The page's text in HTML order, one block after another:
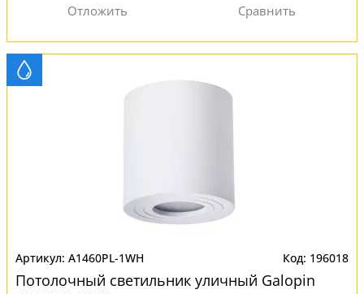
A1460PL-1WH 196018
Потолочный светильник уличный Galopin